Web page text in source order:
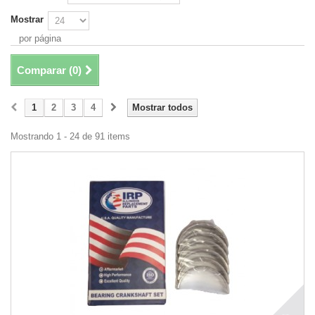
Mostrar
por página
Comparar (0)
Mostrar todos
1 2 3 4
Mostrando 1 - 24 de 91 items